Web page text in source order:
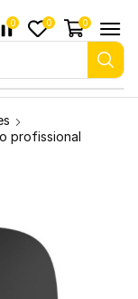
0 0 0
profissional